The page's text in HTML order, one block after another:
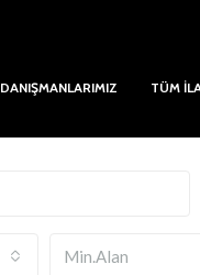
DANIŞMANLARIMIZ TÜM